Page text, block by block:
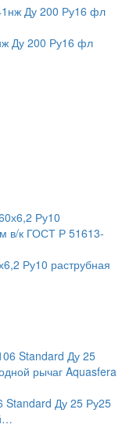
Ду 200 Ру16 фл
Ру10 раструбная
Standard Ду 25 Ру25